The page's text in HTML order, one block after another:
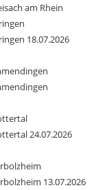
am Rhein
18.07.2026
24.07.2026
13.07.2026